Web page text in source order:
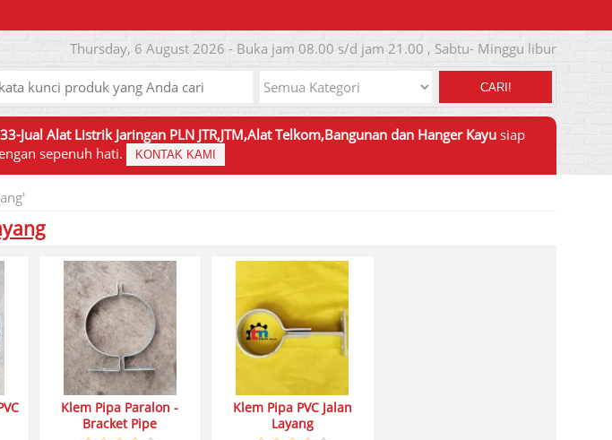
Thursday, 6 August 2026 - Buka jam 08.00 s/d jam 21.00 , Sabtu- Minggu libur
CARI!
Alat Listrik Jaringan PLN JTR,JTM,Alat Telkom,Bangunan dan Hanger Kayusiap
sepenuh hati.
KONTAK KAMI
Klem Pipa Paralon -
Bracket Pipe
Klem Pipa PVC Jalan
Layang